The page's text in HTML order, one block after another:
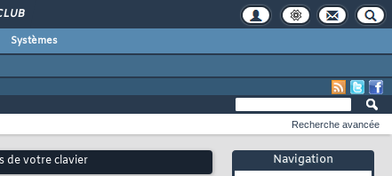
Systèmes
Navigation
Recherche avancée
de votre clavier